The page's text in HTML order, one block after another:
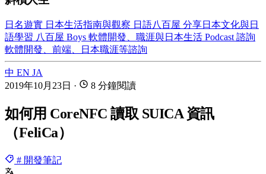
日名遊實 日本生活指南與觀察 日語八百屋 分享日本文化與日
語學習 八百屋 Boys 軟體開發、職涯與日本生活 Podcast 諮詢
軟體開發、前端、日本職涯等諮詢
中 EN JA
2019年10月23日 · 8 分鐘閱讀
如何用 CoreNFC 讀取 SUICA 資訊
（FeliCa）
# 開發筆記